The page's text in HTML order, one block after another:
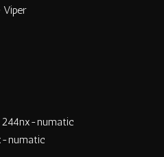
244nx-numatic
numatic